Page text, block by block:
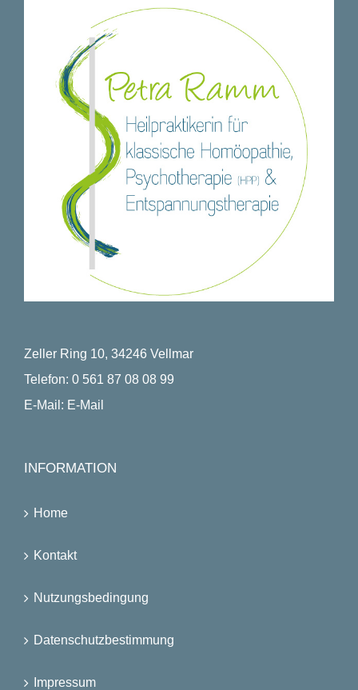
Zeller Ring 10, 34246 Vellmar
Telefon: 0 561 87 08 08 99
E-Mail: E-Mail
INFORMATION
Home
Kontakt
Nutzungsbedingung
Datenschutzbestimmung
Impressum